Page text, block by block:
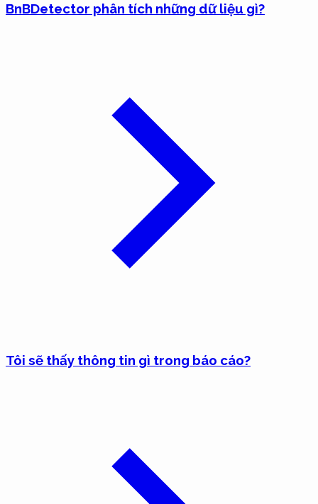
BnBDetector phân tích những dữ liệu gì?
Tôi sẽ thấy thông tin gì trong báo cáo?